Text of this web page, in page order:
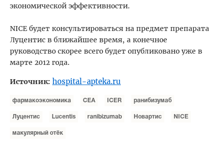
экономической эффективности.
NICE будет консультироваться на предмет препарата
Луцентис в ближайшее время, а конечное
руководство скорее всего будет опубликовано уже в
марте 2012 года.
Источник: hospital-apteka.ru
фармакоэкономика CEA ICER ранибизумаб
Луцентис Lucentis ranibizumab Новартис NICE
макулярный отёк